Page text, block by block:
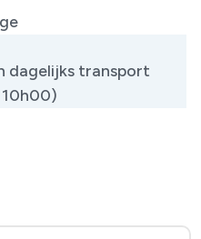
dagelijks transport